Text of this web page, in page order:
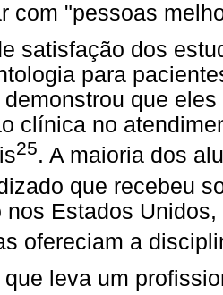
com "pessoas
satisfação dos
para
demonstrou que
clínica no
25. A maioria dos
que recebeu
nos Estados
ofereciam a
que leva um